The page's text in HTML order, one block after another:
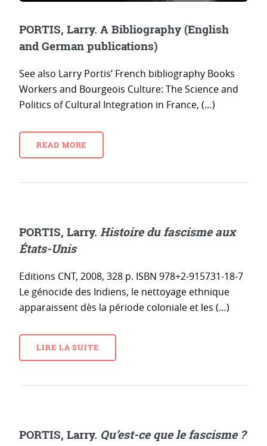
PORTIS, Larry. A Bibliography (English
and German publications)
See also Larry Portis’ French bibliography Books
Workers and Bourgeois Culture: The Science and
Politics of Cultural Integration in France, (…)
READ MORE
PORTIS, Larry. Histoire du fascisme aux
États-Unis
Editions CNT, 2008, 328 p. ISBN 978+2-915731-18-7
Le génocide des Indiens, le nettoyage ethnique
apparaissent dès la période coloniale et les (…)
LIRE LA SUITE
PORTIS, Larry. Qu’est-ce que le fascisme ?